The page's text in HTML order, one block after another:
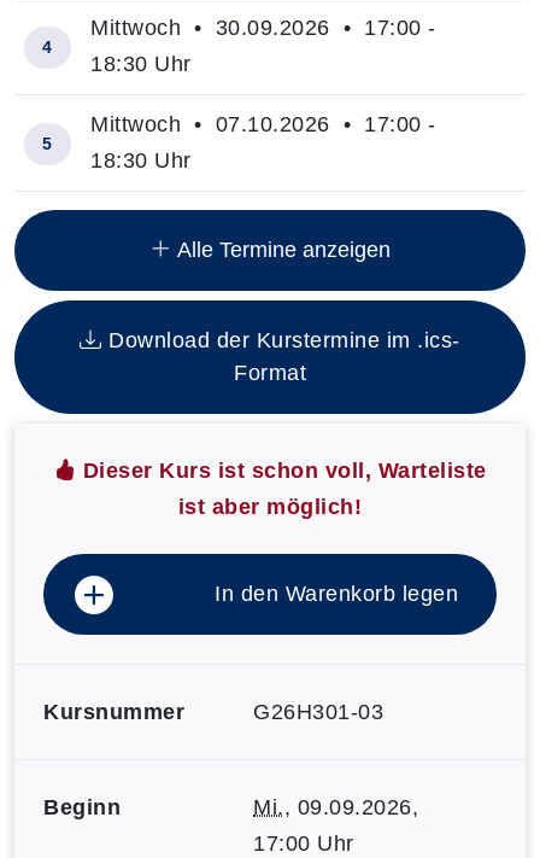
Insgesamt gibt es 11 Termine zum diesen Kurs
4
Mittwoch • 30.09.2026 • 17:00 -
18:30 Uhr
5
Mittwoch • 07.10.2026 • 17:00 -
18:30 Uhr
Alle Termine anzeigen
Download der Kurstermine im .ics-
Format
Dieser Kurs ist schon voll, Warteliste
ist aber möglich!
In den Warenkorb legen
Kursnummer G26H301-03
Beginn Mi., 09.09.2026,
17:00 Uhr